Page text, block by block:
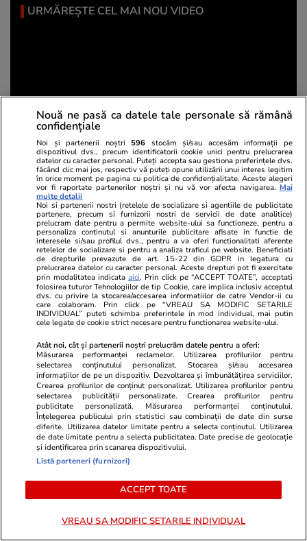
URMĂREȘTE CEL MAI NOU VIDEO
Ați sesizat o eroare într-un articol din Libertatea? Ne
puteți scrie pe adresa de emaileroare@libertatea.ro
Share Comentează
Abonați-vă la canalul Libertatea de WhatsApp pentru
Adrian Păunescu
Nicolae Ceauşescu
Regele Charles al III-lea
Muzică Stiri Ungaria
Nouă ne pasă ca datele tale personale să rămână
confidențiale
Noi și partenerii noștri 596 stocăm și/sau accesăm informații pe
dispozitivul dvs., precum identificatorii cookie unici pentru prelucrarea
datelor cu caracter personal. Puteți accepta sau gestiona preferințele dvs.
făcând clic mai jos, respectiv vă puteți opune utilizării unui interes legitim
în orice moment pe pagina cu politica de confidențialitate. Aceste alegeri
vor fi raportate partenerilor noștri și nu vă vor afecta navigarea. Mai
multe detalii
Noi si partenerii nostri (retelele de socializare si agentiile de publicitate
partenere, precum si furnizorii nostri de servicii de date analitice)
prelucram date pentru a permite website-ului sa functioneze, pentru a
personaliza continutul si anunturile publicitare afisate in functie de
interesele si/sau profilul dvs., pentru a va oferi functionalitati aferente
retelelor de socializare si pentru a analiza traficul pe website. Beneficiati
de drepturile prevazute de art. 15-22 din GDPR in legatura cu
prelucrarea datelor cu caracter personal. Aceste drepturi pot fi exercitate
prin modalitatea indicataaici. Prin click pe “ACCEPT TOATE”, acceptati
folosirea tuturor Tehnologiilor de tip Cookie, care implica inclusiv acceptul
dvs. cu privire la stocarea/accesarea informatiilor de catre Vendor-ii cu
care colaboram. Prin click pe “VREAU SA MODIFIC SETARILE
INDIVIDUAL” puteti schimba preferintele in mod individual, mai putin
cele legate de cookie strict necesare pentru functionarea website-ului.
Atât noi, cât și partenerii noștri prelucrăm datele pentru a oferi:
Măsurarea performanței reclamelor. Utilizarea profilurilor pentru
selectarea conținutului personalizat. Stocarea și/sau accesarea
informațiilor de pe un dispozitiv. Dezvoltarea și îmbunătățirea serviciilor.
Crearea profilurilor de conținut personalizat. Utilizarea profilurilor pentru
selectarea publicității personalizate. Crearea profilurilor pentru
publicitate personalizată. Măsurarea performanței conținutului.
Înțelegerea publicului prin statistici sau combinații de date din surse
diferite. Utilizarea datelor limitate pentru a selecta conținutul. Utilizarea
de date limitate pentru a selecta publicitatea. Date precise de geolocație
și identificarea prin scanarea dispozitivului.
Listă parteneri (furnizori)
ACCEPT TOATE
VREAU SA MODIFIC SETARILE INDIVIDUAL